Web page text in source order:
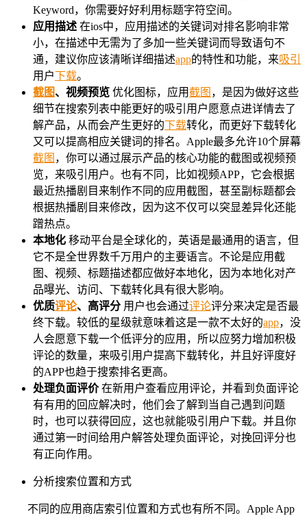
Keyword，你需要好好利用标题字符空间。
应用描述 在ios中，应用描述的关键词对排名影响非常
小，在描述中无需为了多加一些关键词而导致语句不
通，建议你应该清晰详细描述app的特性和功能，来吸引
用户下载。
截图、视频预览 优化图标，应用截图 ，是因为做好这些
细节在搜索列表中能更好的吸引用户愿意点进详情去了
解产品，从而会产生更好的下载转化，而更好下载转化
又可以提高相应关键词的排名。Apple最多允许10个屏幕
截图 ，你可以通过展示产品的核心功能的截图或视频预
览，来吸引用户。也有不同，比如视频APP，它会根据
最近热播剧目来制作不同的应用截图，甚至副标题都会
根据热播剧目来修改，因为这不仅可以突显差异化还能
蹭热点。
本地化 移动平台是全球化的，英语是最通用的语言，但
它不是全世界数千万用户的主要语言。不论是应用截
图、视频、标题描述都应做好本地化，因为本地化对产
品曝光、访问、下载转化具有很大影响。
优质评论、高评分 用户也会通过评论评分来决定是否最
终下载。较低的星级就意味着这是一款不太好的app，没
人会愿意下载一个低评分的应用，所以应努力增加积极
评论的数量，来吸引用户提高下载转化，并且好评度好
的APP也趋于搜索排名更高。
处理负面评价在新用户查看应用评论，并看到负面评论
有有用的回应解决时，他们会了解到当自己遇到问题
时，也可以获得回应，这也就能吸引用户下载。并且你
通过第一时间给用户解答处理负面评论，对挽回评分也
有正向作用。
分析搜索位置和方式
不同的应用商店索引位置和方式也有所不同。Apple App